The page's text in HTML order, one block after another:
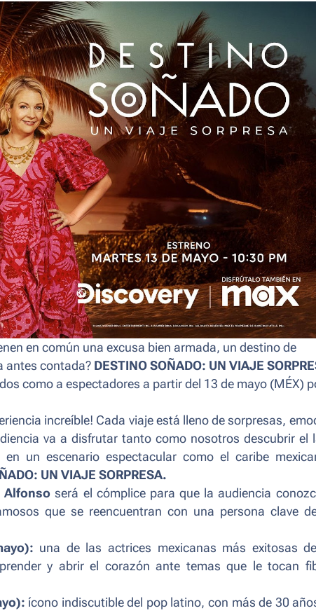
en común una excusa bien armada, un destino de
antes contada? DESTINO SOÑADO: UN VIAJE
como a espectadores a partir del 13 de mayo (MÉX)
increíble! Cada viaje está lleno de sorpresas,
va a disfrutar tanto como nosotros descubrir el
un escenario espectacular como el caribe
UN VIAJE SORPRESA.
Alfonso será el cómplice para que la audiencia
que se reencuentran con una persona clave
una de las actrices mexicanas más exitosas
y abrir el corazón ante temas que le tocan
ícono indiscutible del pop latino, con más de 30